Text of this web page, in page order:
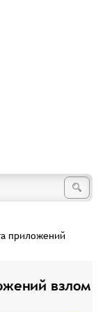
приложений
взлом